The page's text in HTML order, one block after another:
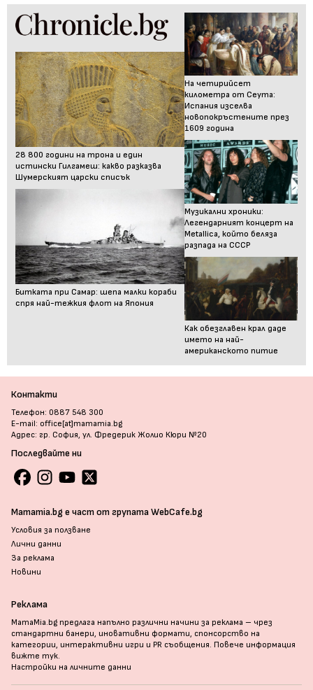
28 800 години на трона и един
истински Гилгамеш: какво разказва
Шумерският царски списък
Битката при Самар: шепа малки кораби
спря най-тежкия флот на Япония
На четирийсет
километра от Сеута:
Испания изселва
новопокръстените през
1609 година
Музикални хроники:
Легендарният концерт на
Metallica, който беляза
разпада на СССР
Как обезглавен крал даде
името на най-
американското питие
Контакти
Телефон: 0887 548 300
E-mail: office[at]mamamia.bg
Адрес: гр. София, ул. Фредерик Жолио Кюри №20
Последвайте ни
Mamamia.bg е част от групата WebCafe.bg
Условия за ползване
Лични данни
За реклама
Новини
Реклама
MamaMia.bg предлага напълно различни начини за реклама – чрез
стандартни банери, иновативни формати, спонсорство на
категории, интерактивни игри и PR съобщения. Повече информация
вижте тук.
Настройки на личните данни